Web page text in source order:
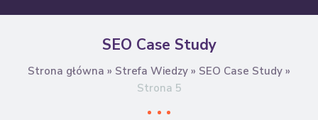
SEO Case Study
Strona główna » Strefa Wiedzy » SEO Case Study »
Strona 5